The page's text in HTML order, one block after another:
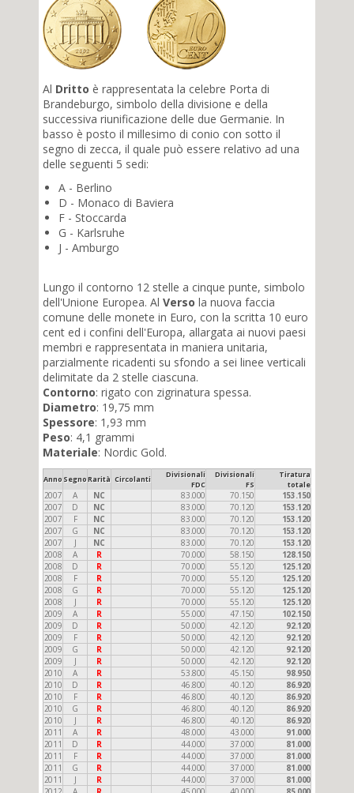
Al Dritto è rappresentata la celebre Porta di
Brandeburgo, simbolo della divisione e della
successiva riunificazione delle due Germanie. In
basso è posto il millesimo di conio con sotto il
segno di zecca, il quale può essere relativo ad una
delle seguenti 5 sedi:
A - Berlino
D - Monaco di Baviera
F - Stoccarda
G - Karlsruhe
J - Amburgo
Lungo il contorno 12 stelle a cinque punte, simbolo
dell'Unione Europea. Al Verso la nuova faccia
comune delle monete in Euro, con la scritta 10 euro
cent ed i confini dell'Europa, allargata ai nuovi paesi
membri e rappresentata in maniera unitaria,
parzialmente ricadenti su sfondo a sei linee verticali
delimitate da 2 stelle ciascuna.
Contorno: rigato con zigrinatura spessa.
Diametro: 19,75 mm
Spessore: 1,93 mm
Peso: 4,1 grammi
Materiale: Nordic Gold.
AnnoSegnoRarità Circolanti
Divisionali
FDC
Divisionali
FS
Tiratura
totale
2007 A NC 83.000 70.150
153.150
2007
D NC 83.000 70.120
153.120
2007
F NC 83.000 70.120
153.120
2007
G NC 83.000 70.120
153.120
2007
J NC 83.000 70.120
153.120
2008
A R 70.000 58.150
128.150
2008
D R 70.000 55.120
125.120
2008
F R 70.000 55.120
125.120
2008
G R 70.000 55.120
125.120
2008
J R 70.000 55.120
125.120
2009
A R 55.000 47.150
102.150
2009
D R 50.000 42.120
92.120
2009
F R 50.000 42.120
92.120
2009
G R 50.000 42.120
92.120
2009
J R 50.000 42.120
92.120
2010
A R 53.800 45.150
98.950
2010
D R 46.800 40.120
86.920
2010
F R 46.800 40.120
86.920
2010
G R 46.800 40.120
86.920
2010
J R 46.800 40.120
86.920
2011
A R 48.000 43.000
91.000
2011
D R 44.000 37.000
81.000
2011
F R 44.000 37.000
81.000
2011
G R 44.000 37.000
81.000
2011
J R 44.000 37.000
81.000